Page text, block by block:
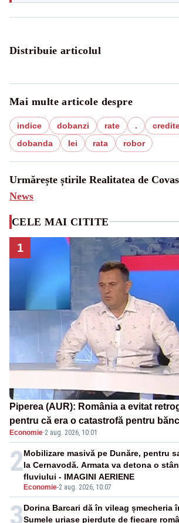
Distribuie articolul
Mai multe articole despre
indice dobanzi rate .
dobanda
lei rata robor
Urmărește știrile Realitatea de
News
CELE MAI CITITE
1
Piperea (AUR): România a evitat
pentru că era o catastrofă pentru
pensii
Economie·2 aug. 2026, 10:01
2
Economie-2 aug. 2026, 10:07
Mobilizare masivă pe Dunăre, pentru
la Cernavodă. Armata va detona o
fluviului - IMAGINI AERIENE
3Dorina Barcari dă în vileag șmecheria
Sumele uriașe pierdute de fiecare